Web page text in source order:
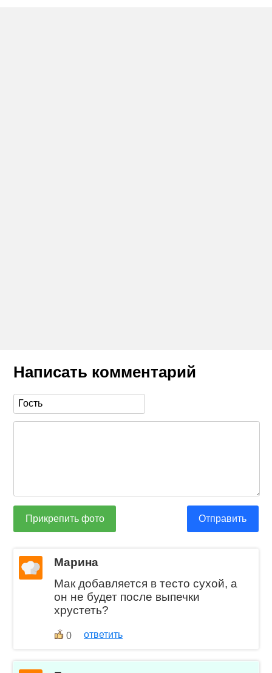
Написать комментарий
Прикрепить фото Отправить
Марина
Мак добавляется в тесто сухой, а
он не будет после выпечки
хрустеть?
0 ответить